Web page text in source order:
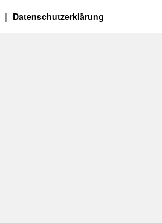
Datenschutzerklärung